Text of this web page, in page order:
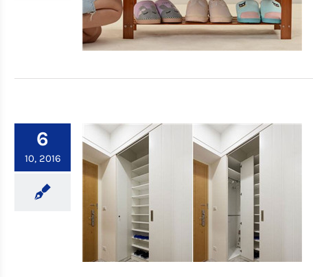
【鞋子收納】打造整齊又美觀的鞋櫃
案例分享
6
10, 2016